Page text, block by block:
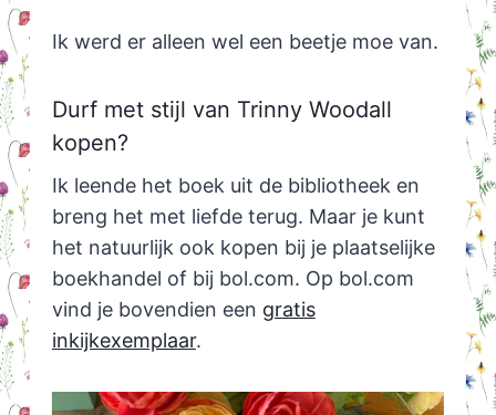
Ik werd er alleen wel een beetje moe van.
Durf met stijl van Trinny Woodall
kopen?
Ik leende het boek uit de bibliotheek en
breng het met liefde terug. Maar je kunt
het natuurlijk ook kopen bij je plaatselijke
boekhandel of bij bol.com. Op bol.com
vind je bovendien een gratis
inkijkexemplaar.